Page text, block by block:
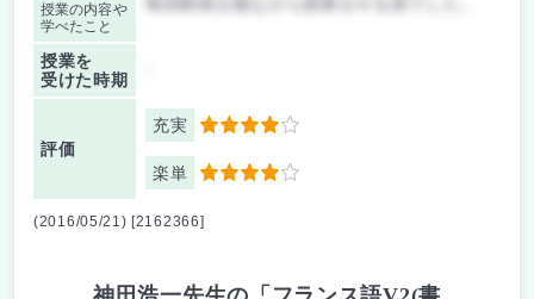
授業の内容や
学べたこと
授業を
受けた時期
評価
充実 4
楽単 4
(2016/05/21) [2162366]